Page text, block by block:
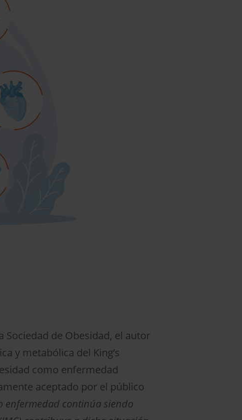
Sociedad de Obesidad, el autor
y metabólica del King’s
como enfermedad
aceptado por el público
enfermedad continúa siendo